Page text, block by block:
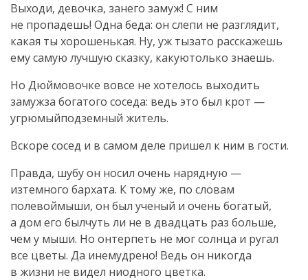
Выходи, девочка, занего замуж! С ним
не пропадешь! Одна беда: он слепи не разглядит,
какая ты хорошенькая. Ну, уж тызато расскажешь
ему самую лучшую сказку, какуютолько знаешь.
Но Дюймовочке вовсе не хотелось выходить
замужза богатого соседа: ведь это был крот —
угрюмыйподземный житель.
Вскоре сосед и в самом деле пришел к ним в гости.
Правда, шубу он носил очень нарядную —
изтемного бархата. К тому же, по словам
полевоймыши, он был ученый и очень богатый,
а дом его былчуть ли не в двадцать раз больше,
чем у мыши. Но онтерпеть не мог солнца и ругал
все цветы. Да инемудрено! Ведь он никогда
в жизни не видел ниодного цветка.